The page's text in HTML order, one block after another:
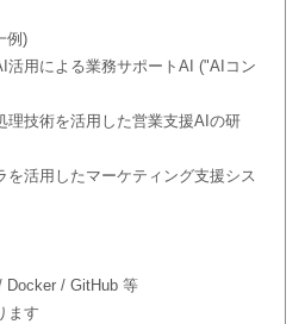
例)
活用による業務サポートAI ("AIコン
理技術を活用した営業支援AIの研
を活用したマーケティング支援シス
Docker / GitHub 等
ます